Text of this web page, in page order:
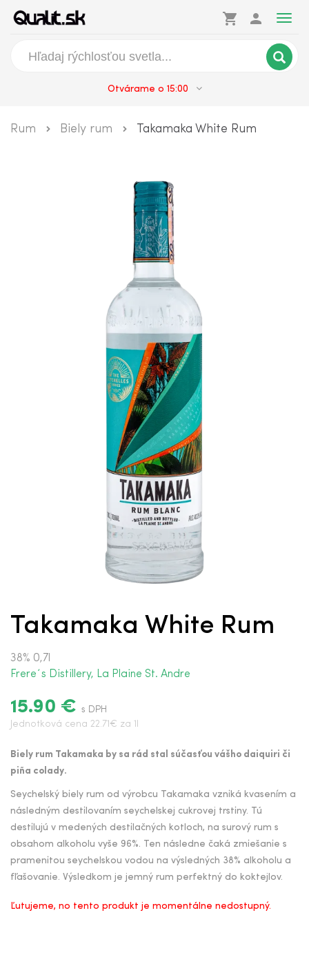
Otvárame o 15:00
shopping_cart person
Rum Biely rum Takamaka White Rum
Takamaka White Rum
38% 0,7l
Frere´s Distillery, La Plaine St. Andre
15.90 € s DPH
Jednotková cena 22.71€ za 1l
Biely rum Takamaka by sa rád stal súčasťou vášho daiquiri či
piña colady.
Seychelský biely rum od výrobcu Takamaka vzniká kvasením a
následným destilovaním seychelskej cukrovej trstiny. Tú
destilujú v medených destilačných kotloch, na surový rum s
obsahom alkoholu vyše 96%. Ten následne čaká zmiešanie s
pramenitou seychelskou vodou na výsledných 38% alkoholu a
fľašovanie. Výsledkom je jemný rum perfektný do koktejlov.
Ľutujeme, no tento produkt je momentálne nedostupný.